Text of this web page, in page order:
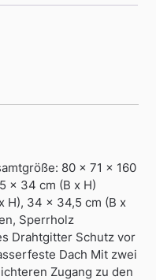
80 x 71 x 160
x 34 cm (B x H)
H), 34 x 34,5 cm (B x
Sperrholz
Drahtgitter Schutz vor
Dach Mit zwei
Zugang zu den